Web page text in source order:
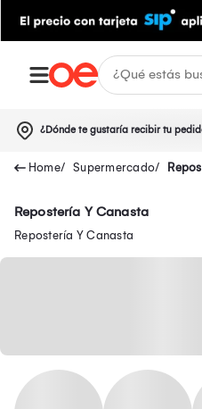
¿Dónde te gustaría recibir tu
Supermercado
Repostería Y Canasta
Repostería Y Canasta